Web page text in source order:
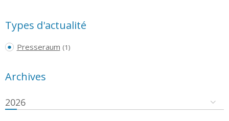
Types d'actualité
Presseraum (1)
Archives
2026